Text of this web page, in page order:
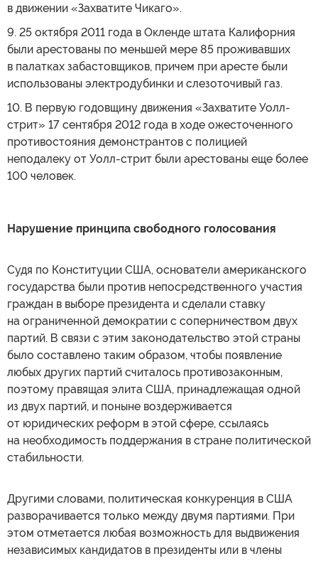
в движении «Захватите Чикаго».
9. 25 октября 2011 года в Окленде штата Калифорния
были арестованы по меньшей мере 85 проживавших
в палатках забастовщиков, причем при аресте были
использованы электродубинки и слезоточивый газ.
10. В первую годовщину движения «Захватите Уолл-
стрит» 17 сентября 2012 года в ходе ожесточенного
противостояния демонстрантов с полицией
неподалеку от Уолл-стрит были арестованы еще более
100 человек.
Нарушение принципа свободного голосования
Судя по Конституции США, основатели американского
государства были против непосредственного участия
граждан в выборе президента и сделали ставку
на ограниченной демократии с соперничеством двух
партий. В связи с этим законодательство этой страны
было составлено таким образом, чтобы появление
любых других партий считалось противозаконным,
поэтому правящая элита США, принадлежащая одной
из двух партий, и поныне воздерживается
от юридических реформ в этой сфере, ссылаясь
на необходимость поддержания в стране политической
стабильности.
Другими словами, политическая конкуренция в США
разворачивается только между двумя партиями. При
этом отметается любая возможность для выдвижения
независимых кандидатов в президенты или в члены